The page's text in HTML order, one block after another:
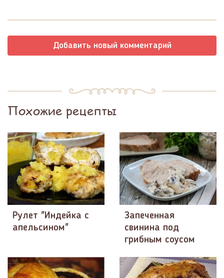
Добавить новый комментарий
Похожие рецепты
Рулет "Индейка с
апельсином"
Запеченная
свинина под
грибным соусом